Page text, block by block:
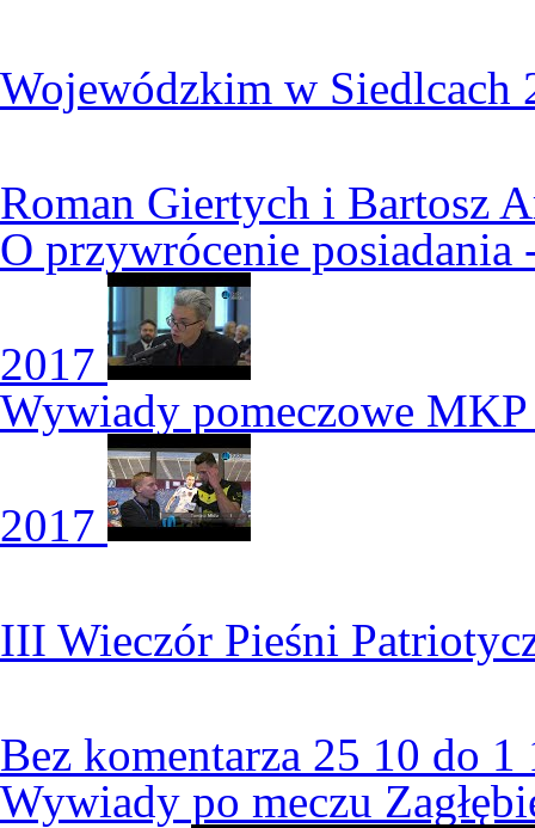
Wojewódzkim w Siedlcach
Roman Giertych i Bartosz
O przywrócenie
2017
Wywiady pomeczowe
2017
III Wieczór Pieśni
Bez komentarza 25 10 do 1
Wywiady po meczu